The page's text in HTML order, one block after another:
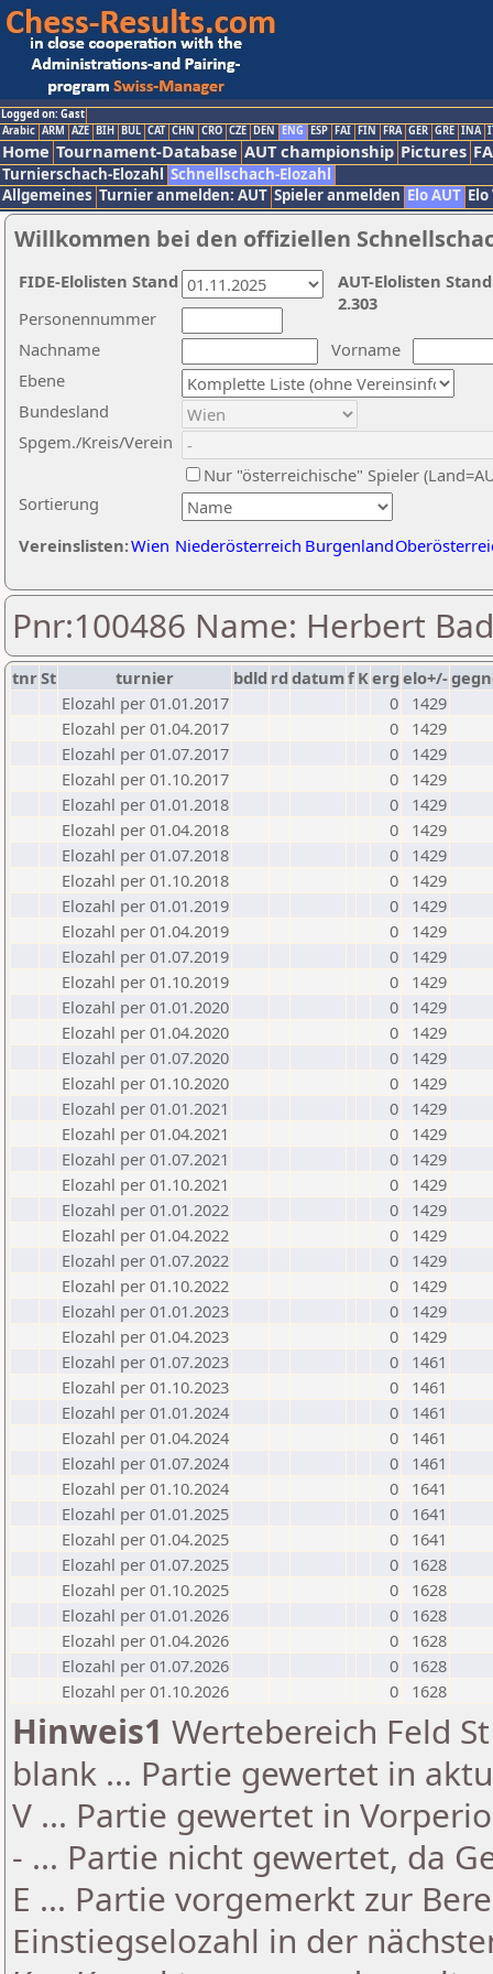
Logged on: Gast
Arabic ARM AZE BIH BUL CAT CHN CRO CZE DEN ENG ESP FAI FIN FRA GER GRE INA
Home Tournament-Database AUT championship Pictures
Turnierschach-Elozahl Schnellschach-Elozahl
Allgemeines Turnier anmelden: AUT Spieler anmelden Elo AUT
Willkommen bei den offiziellen
Nachname
Vorname
Ebene
Sortierung
Personennummer
Bundesland
Spgem./Kreis/Verein
Nur "österreichische" Spieler
Vereinslisten:Wien Niederösterreich Burgenland
AUT-Elolisten
2.303
FIDE-Elolisten Stand
Pnr:100486 Name: Herbert
tnrSt turnier bdld rd datumf Kerg elo+/-
Elozahl per 01.01.2017
0
1429
Elozahl per 01.04.2017
0
1429
Elozahl per 01.07.2017
0
1429
Elozahl per 01.10.2017
0
1429
Elozahl per 01.01.2018
0
1429
Elozahl per 01.04.2018
0
1429
Elozahl per 01.07.2018
0
1429
Elozahl per 01.10.2018
0
1429
Elozahl per 01.01.2019
0
1429
Elozahl per 01.04.2019
0
1429
Elozahl per 01.07.2019
0
1429
Elozahl per 01.10.2019
0
1429
Elozahl per 01.01.2020
0
1429
Elozahl per 01.04.2020
0
1429
Elozahl per 01.07.2020
0
1429
Elozahl per 01.10.2020
0
1429
Elozahl per 01.01.2021
0
1429
Elozahl per 01.04.2021
0
1429
Elozahl per 01.07.2021
0
1429
Elozahl per 01.10.2021
0
1429
Elozahl per 01.01.2022
0
1429
Elozahl per 01.04.2022
0
1429
Elozahl per 01.07.2022
0
1429
Elozahl per 01.10.2022
0
1429
Elozahl per 01.01.2023
0
1429
Elozahl per 01.04.2023
0
1429
Elozahl per 01.07.2023
0
1461
Elozahl per 01.10.2023
0
1461
Elozahl per 01.01.2024
0
1461
Elozahl per 01.04.2024
0
1461
Elozahl per 01.07.2024
0
1461
Elozahl per 01.10.2024
0
1641
Elozahl per 01.01.2025
0
1641
Elozahl per 01.04.2025
0
1641
Elozahl per 01.07.2025
0
1628
Elozahl per 01.10.2025
0
1628
Elozahl per 01.01.2026
0
1628
Elozahl per 01.04.2026
0
1628
Elozahl per 01.07.2026
0
1628
Elozahl per 01.10.2026
0 1628
Hinweis1 Wertebereich Feld
blank ... Partie gewertet in
V ... Partie gewertet in
- ... Partie nicht gewertet, da
E ... Partie vorgemerkt zur
Einstiegselozahl in der